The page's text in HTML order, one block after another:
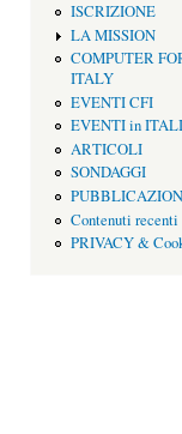
ISCRIZIONE
LA MISSION
COMPUTER
ITALY
EVENTI CFI
EVENTI in
ARTICOLI
SONDAGGI
Contenuti recenti
PRIVACY &